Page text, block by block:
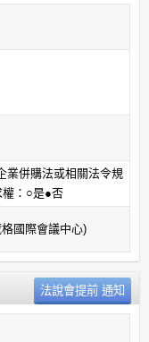
業併購法或相關法令規
權：○是●否
國際會議中心)